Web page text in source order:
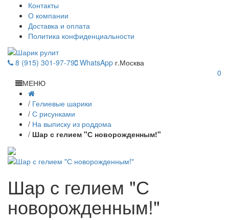
Контакты
О компании
Доставка и оплата
Политика конфиденциальности
8 (915) 301-97-79 WhatsApp г.Москва
0
МЕНЮ
/ Гелиевые шарики
/ С рисунками
/ На выписку из роддома
/ Шар с гелием "С новорожденным!"
Шар с гелием "С
новорожденным!"